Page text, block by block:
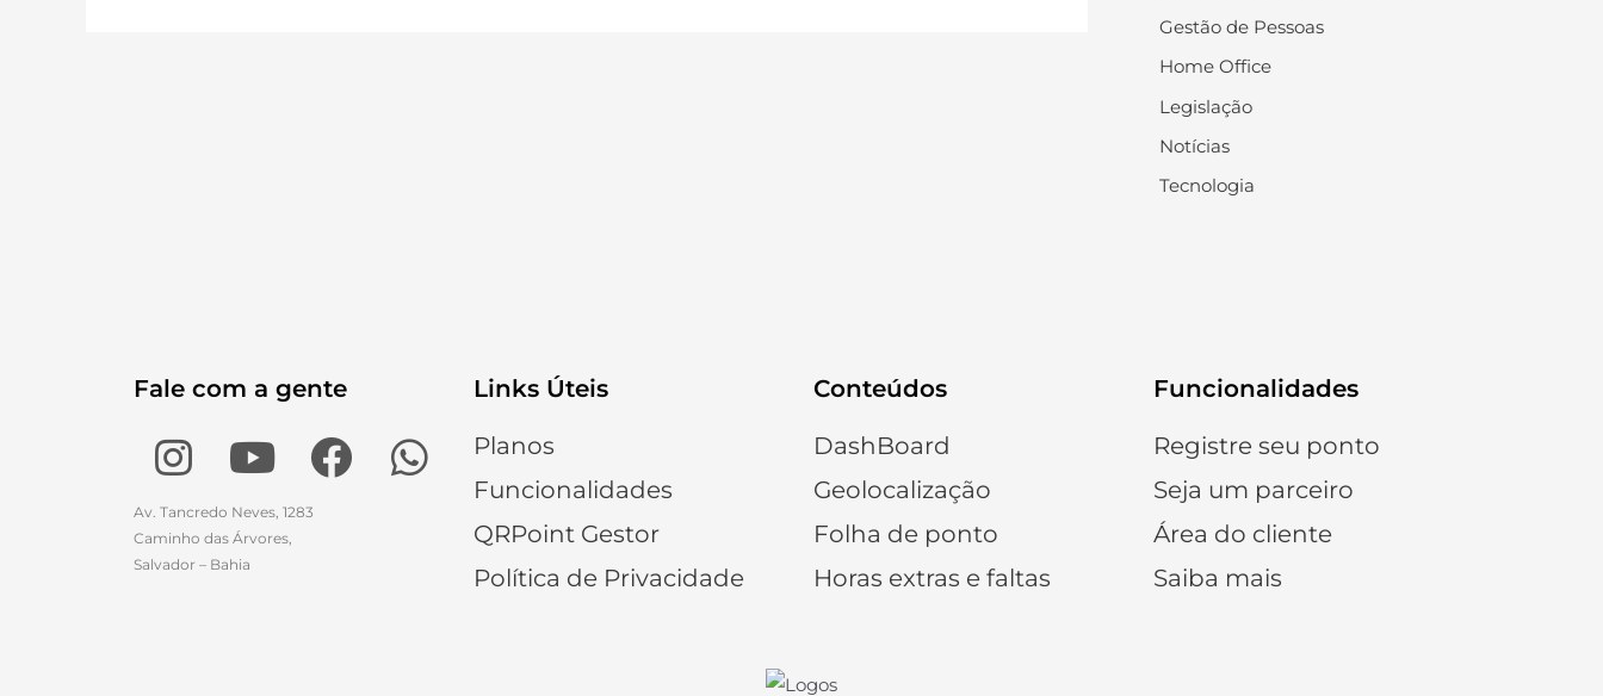
Gestão de Pessoas
Home Office
Legislação
Notícias
Tecnologia
Fale com a gente
Av. Tancredo Neves, 1283
Caminho das Árvores,
Salvador – Bahia
Links Úteis
Planos
Funcionalidades
QRPoint Gestor
Política de Privacidade
Conteúdos
DashBoard
Geolocalização
Folha de ponto
Horas extras e faltas
Funcionalidades
Registre seu ponto
Seja um parceiro
Área do cliente
Saiba mais